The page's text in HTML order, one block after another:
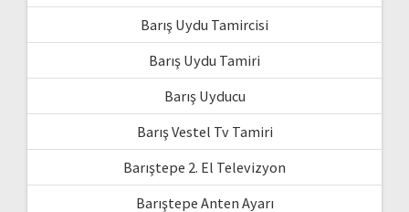
Barış Uydu Tamircisi
Barış Uydu Tamiri
Barış Uyducu
Barış Vestel Tv Tamiri
Barıştepe 2. El Televizyon
Barıştepe Anten Ayarı